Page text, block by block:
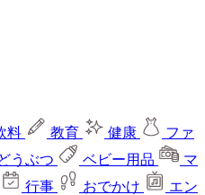
料 教育 健康
ファ
うぶつ ベビー用品
マ
行事 おでかけ
エン